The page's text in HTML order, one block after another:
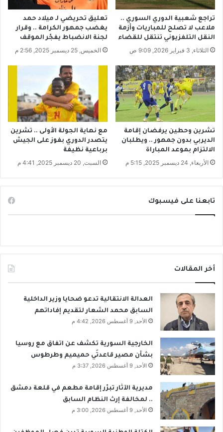
د
ي
ر
ب
ي
ل
ع
ا
ة
ت
ا
ل
غ
ا
ب
ا
ل
ذ
ق
ي
ة
تراجع شعبية الدوري السوري ..
ملاعب لا تصلح للمباريات وأزمة
النقل التلفزيوني تنتقل للقضاء
الثلاثاء, 3 فبراير 2026, 9:09 ص
تعليق تحريضي لـ ميلاد حمد
يغضب جمهور الكرامة .. وقرار
لجنة الانضباط يفجّر الموقف
الخميس, 25 ديسمبر 2025, 2:56 م
تشرين وحطين يرفضان إقامة
الديربي بدون جمهور .. ويطلبان
الالتزام بموعد المباراة
الأربعاء, 24 ديسمبر 2025, 5:15 م
مع نهاية الجولة الأولى .. تشرين
يتصدر الدوري بفوز على الجيش
برباعية نظيفة
السبت, 20 ديسمبر 2025, 4:41 م
تابعنا على فيسبوك
أخر المقالات
العدالة الانتقالية تدعو ضحايا وزير الداخلية
السابق محمد الشعار لتقديم إفاداتهم
الأحد, 9 أغسطس 2026, 4:42 م
الخارجية السورية تكشف عن اتفاق مع روسيا
بشأن مصير قاعدتَي حميميم وطرطوس
الأحد, 9 أغسطس 2026, 3:37 م
مديرية الآثار تبرّر إقامة مطعم في قلعة دمشق
.. لمخالفة إرث النظام السابق
الأحد, 9 أغسطس 2026, 3:00 م